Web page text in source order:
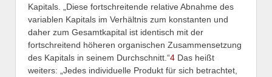
Kapitals. „Diese fortschreitende relative Abnahme des
variablen Kapitals im Verhältnis zum konstanten und
daher zum Gesamtkapital ist identisch mit der
fortschreitend höheren organischen Zusammensetzung
des Kapitals in seinem Durchschnitt.“4 Das heißt
weiters: „Jedes individuelle Produkt für sich betrachtet,